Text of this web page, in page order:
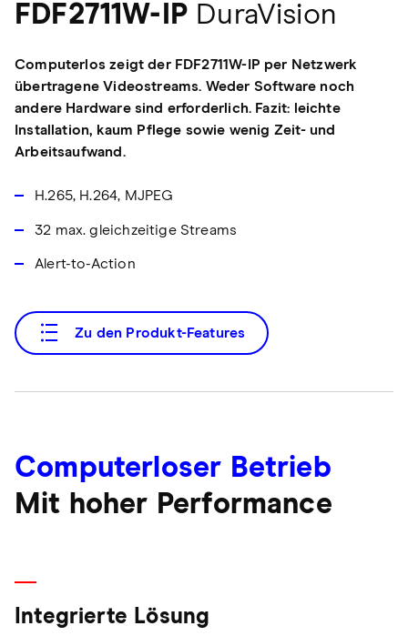
FDF2711W-IPDuraVision
Computerlos zeigt der FDF2711W-IP per Netzwerk
übertragene Videostreams. Weder Software noch
andere Hardware sind erforderlich. Fazit: leichte
Installation, kaum Pflege sowie wenig Zeit- und
Arbeitsaufwand.
H.265, H.264, MJPEG
32 max. gleichzeitige Streams
Alert-to-Action
Zu den Produkt-Features
Computerloser Betrieb
Mit hoher Performance
Integrierte Lösung